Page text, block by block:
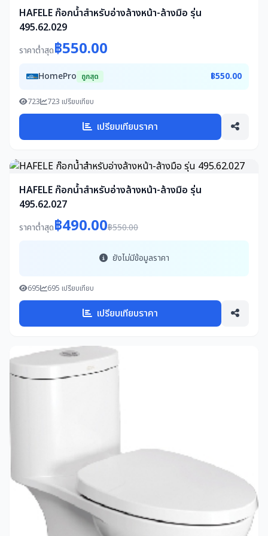
HAFELE ก๊อกน้ำสำหรับอ่างล้างหน้า-ล้างมือ รุ่น
495.62.029
ราคาต่ำสุด฿550.00
HomePro ถูกสุด ฿550.00
723 723 เปรียบเทียบ
เปรียบเทียบราคา
HAFELE ก๊อกน้ำสำหรับอ่างล้างหน้า-ล้างมือ รุ่น
495.62.027
ราคาต่ำสุด฿490.00฿550.00
ยังไม่มีข้อมูลราคา
695 695 เปรียบเทียบ
เปรียบเทียบราคา